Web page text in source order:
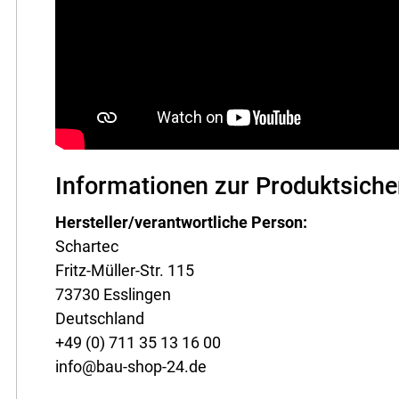
Informationen zur
Hersteller/verantwortliche Person:
Schartec
Fritz-Müller-Str. 115
73730 Esslingen
Deutschland
+49 (0) 711 35 13 16 00
info@bau-shop-24.de